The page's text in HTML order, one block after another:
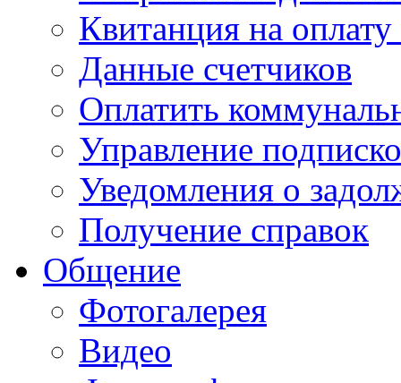
Квитанция на
Данные счетчиков
Оплатить
Управление
Уведомления о
Получение справок
Общение
Фотогалерея
Видео